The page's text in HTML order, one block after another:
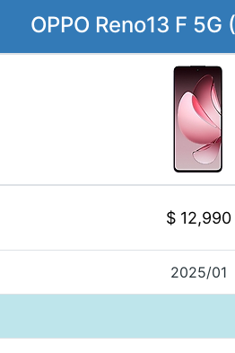
OPPO Reno13 F
$ 12,990
2025/01